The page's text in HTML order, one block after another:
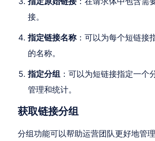
接。
指定链接名称：可以为每个短链接
的名称。
指定分组 ：可以为短链接指定一个
管理和统计。
获取链接分组
分组功能可以帮助运营团队更好地管